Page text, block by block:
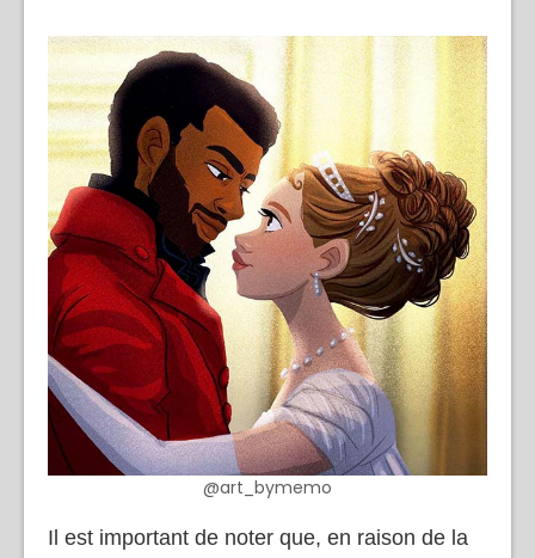
@art_bymemo
Il est important de noter que, en raison de la